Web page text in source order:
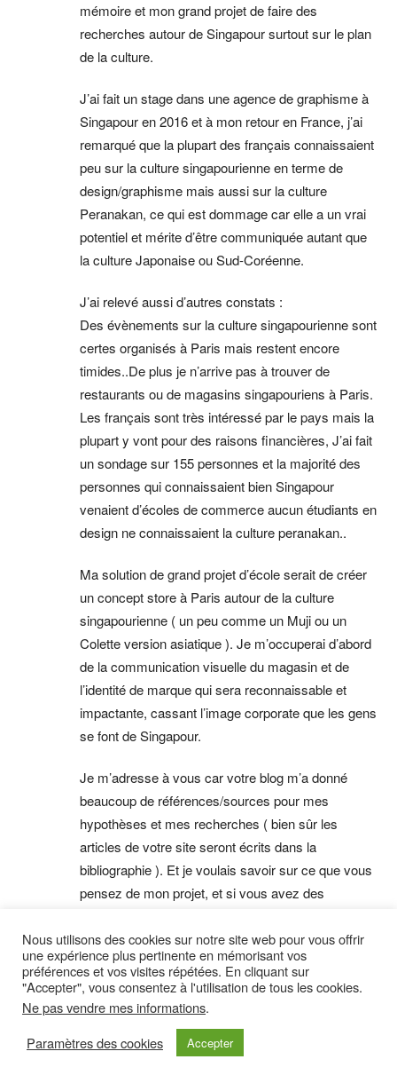
mémoire et mon grand projet de faire des
recherches autour de Singapour surtout sur le plan
de la culture.
J’ai fait un stage dans une agence de graphisme à
Singapour en 2016 et à mon retour en France, j’ai
remarqué que la plupart des français connaissaient
peu sur la culture singapourienne en terme de
design/graphisme mais aussi sur la culture
Peranakan, ce qui est dommage car elle a un vrai
potentiel et mérite d’être communiquée autant que
la culture Japonaise ou Sud-Coréenne.
J’ai relevé aussi d’autres constats :
Des évènements sur la culture singapourienne sont
certes organisés à Paris mais restent encore
timides..De plus je n’arrive pas à trouver de
restaurants ou de magasins singapouriens à Paris.
Les français sont très intéressé par le pays mais la
plupart y vont pour des raisons financières, J’ai fait
un sondage sur 155 personnes et la majorité des
personnes qui connaissaient bien Singapour
venaient d’écoles de commerce aucun étudiants en
design ne connaissaient la culture peranakan..
Ma solution de grand projet d’école serait de créer
un concept store à Paris autour de la culture
singapourienne ( un peu comme un Muji ou un
Colette version asiatique ). Je m’occuperai d’abord
de la communication visuelle du magasin et de
l’identité de marque qui sera reconnaissable et
impactante, cassant l’image corporate que les gens
se font de Singapour.
Je m’adresse à vous car votre blog m’a donné
beaucoup de références/sources pour mes
hypothèses et mes recherches ( bien sûr les
articles de votre site seront écrits dans la
bibliographie ). Et je voulais savoir sur ce que vous
pensez de mon projet, et si vous avez des
donner :)
Merci de votre retour,
Mes création graphiques :http://laradamiens.com/
Nous utilisons des cookies sur notre site web pour vous offrir
une expérience plus pertinente en mémorisant vos
préférences et vos visites répétées. En cliquant sur
"Accepter", vous consentez à l'utilisation de tous les cookies.
Ne pas vendre mes informations.
Paramètres des cookies
Accepter